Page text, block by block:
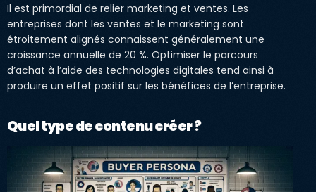
Il est primordial de relier marketing et ventes. Les
entreprises dont les ventes et le marketing sont
étroitement alignés connaissent généralement une
croissance annuelle de 20 %. Optimiser le parcours
d’achat à l’aide des technologies digitales tend ainsi à
produire un effet positif sur les bénéfices de l’entreprise.
Quel type de contenu créer ?